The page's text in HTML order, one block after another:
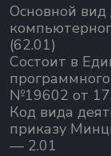
Основной вид
(62.01)
Состоит в
№19602 от
Код вида
приказу
— 2.01